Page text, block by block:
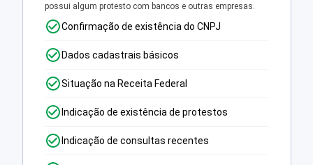
possui algum protesto com bancos e outras empresas.
Confirmação de existência do CNPJ
Dados cadastrais básicos
Situação na Receita Federal
Indicação de existência de protestos
Indicação de consultas recentes